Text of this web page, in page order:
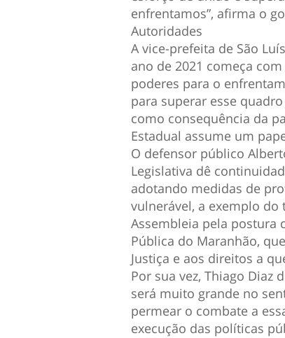
enfrentamos”, afirma o
Autoridades
A vice-prefeita de São
ano de 2021 começa
poderes para o
para superar esse
como consequência da
Estadual assume um
O defensor público
Legislativa dê
adotando medidas de
vulnerável, a exemplo do
Assembleia pela postura
Pública do Maranhão,
Justiça e aos direitos a
Por sua vez, Thiago Diaz
será muito grande no
permear o combate a
execução das políticas